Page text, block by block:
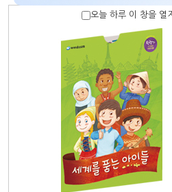
오늘 하루 이 창을 열